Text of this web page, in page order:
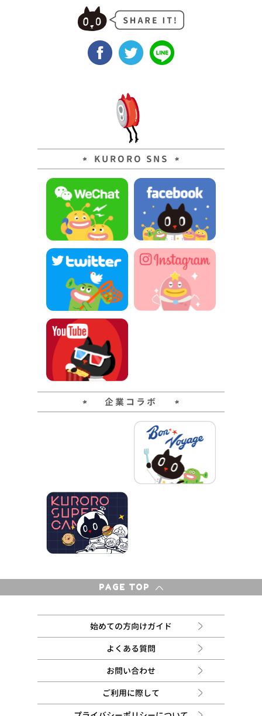
KURORO SNS
企業コラボ
PAGE TOP
始めての方向けガイド
よくある質問
お問い合わせ
ご利用に際して